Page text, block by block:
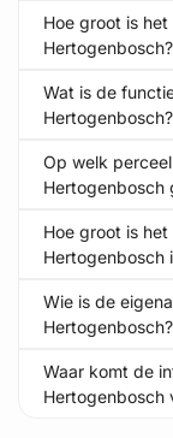
Hoe groot is
Hertogenbosch?
Wat is de
Hertogenbosch?
Op welk
Hertogenbosch
Hoe groot is
Hertogenbosch
Wie is de
Hertogenbosch?
Waar komt de
Hertogenbosch